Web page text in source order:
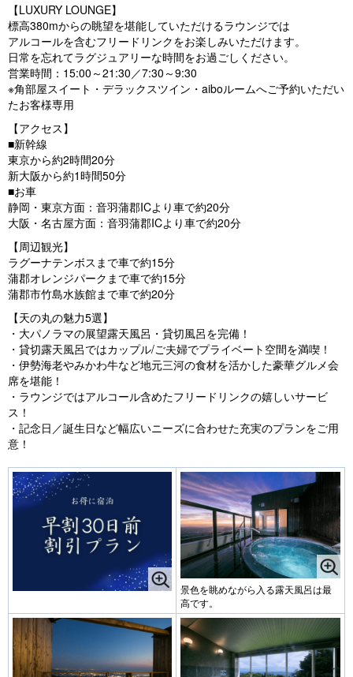
【LUXURY LOUNGE】
標高380mからの眺望を堪能していただけるラウンジでは
アルコールを含むフリードリンクをお楽しみいただけます。
日常を忘れてラグジュアリーな時間をお過ごしください。
営業時間：15:00～21:30／7:30～9:30
※角部屋スイート・デラックスツイン・aiboルームへご予約いただい
たお客様専用
【アクセス】
■新幹線
東京から約2時間20分
新大阪から約1時間50分
■お車
静岡・東京方面：音羽蒲郡ICより車で約20分
大阪・名古屋方面：音羽蒲郡ICより車で約20分
【周辺観光】
ラグーナテンボスまで車で約15分
蒲郡オレンジパークまで車で約15分
蒲郡市竹島水族館まで車で約20分
【天の丸の魅力5選】
・大パノラマの展望露天風呂・貸切風呂を完備！
・貸切露天風呂ではカップル/ご夫婦でプライベート空間を満喫！
・伊勢海老やみかわ牛など地元三河の食材を活かした豪華グルメ会
席を堪能！
・ラウンジではアルコール含めたフリードリンクの嬉しいサービ
ス！
・記念日／誕生日など幅広いニーズに合わせた充実のプランをご用
意！
景色を眺めながら入る露天風呂は最
高です。